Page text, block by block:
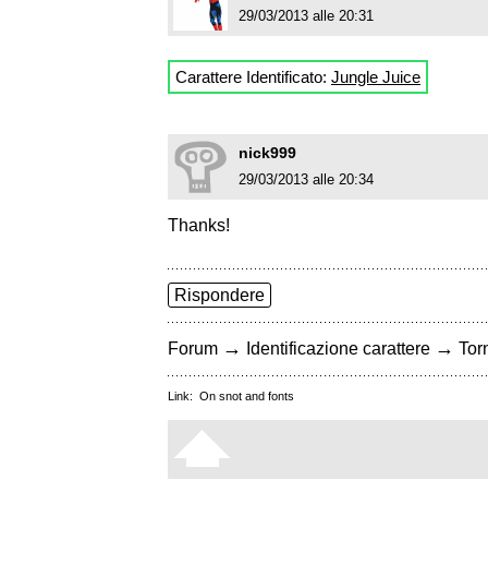
29/03/2013 alle 20:31
Carattere Identificato: Jungle Juice
nick999
29/03/2013 alle 20:34
Thanks!
Rispondere
Forum → Identificazione carattere →
Link: On snot and fonts